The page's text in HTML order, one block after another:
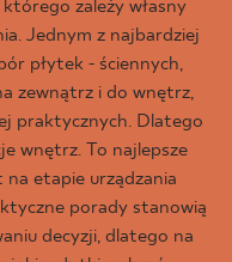
zależy własny
Jednym z najbardziej
płytek - ściennych,
zewnątrz i do wnętrz,
praktycznych. Dlatego
wnętrz. To najlepsze
etapie urządzania
porady stanowią
decyzji, dlatego na